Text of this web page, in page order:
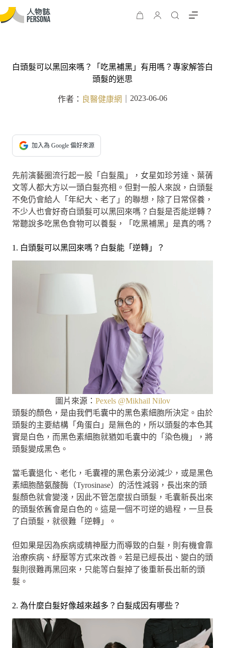
白頭髮可以黑回來嗎？「吃黑補黑」有用嗎？專家解答白
頭髮的迷思
作者： 良醫健康網 2023-06-06
加入為 Google 偏好來源
先前演藝圈流行起一股「白髮風」，女星如珍芳達、葉蒨
文等人都大方以一頭白髮亮相。但對一般人來說，白頭髮
不免仍會給人「年紀大、老了」的聯想，除了日常保養，
不少人也會好奇白頭髮可以黑回來嗎？白髮是否能逆轉？
常聽說多吃黑色食物可以養髮，「吃黑補黑」是真的嗎？
1. 白頭髮可以黑回來嗎？白髮能「逆轉」？
圖片來源： Pexels @Mikhail Nilov
頭髮的顏色，是由我們毛囊中的黑色素細胞所決定。由於
頭髮的主要結構「角蛋白」是無色的，所以頭髮的本色其
實是白色，而黑色素細胞就猶如毛囊中的「染色機」，將
頭髮變成黑色。
當毛囊退化、老化，毛囊裡的黑色素分泌減少，或是黑色
素細胞酪氨酸酶（Tyrosinase）的活性減弱，長出來的頭
髮顏色就會變淺，因此不管怎麼拔白頭髮，毛囊新長出來
的頭髮依舊會是白色的。這是一個不可逆的過程，一旦長
了白頭髮，就很難「逆轉」。
但如果是因為疾病或精神壓力而導致的白髮，則有機會靠
治療疾病、紓壓等方式來改善。若是已經長出、變白的頭
髮則很難再黑回來，只能等白髮掉了後重新長出新的頭
髮。
2. 為什麼白髮好像越來越多？白髮成因有哪些？